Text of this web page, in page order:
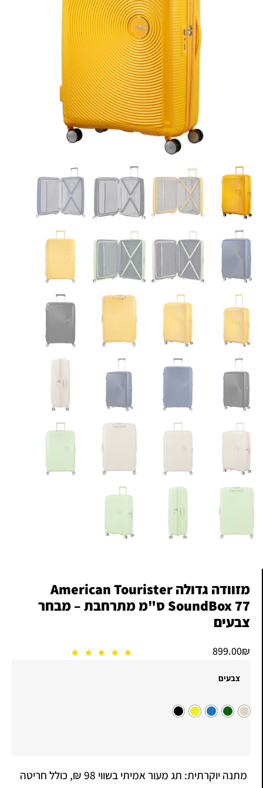
מזוודה גדולה American Tourister
SoundBox 77 ס"מ מתרחבת – מבחר
צבעים
899.00₪
צבעים
מתנה יוקרתית: תג מעור אמיתי בשווי 98 ₪, כולל חריטה